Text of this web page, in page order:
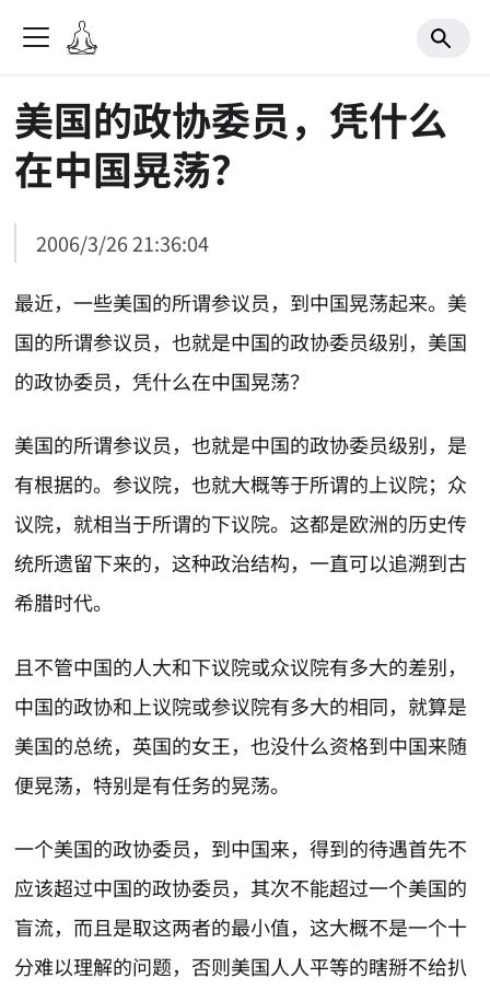
美国的政协委员，凭什么
在中国晃荡？
2006/3/26 21:36:04
最近，一些美国的所谓参议员，到中国晃荡起来。美
国的所谓参议员，也就是中国的政协委员级别，美国
的政协委员，凭什么在中国晃荡？
美国的所谓参议员，也就是中国的政协委员级别，是
有根据的。参议院，也就大概等于所谓的上议院；众
议院，就相当于所谓的下议院。这都是欧洲的历史传
统所遗留下来的，这种政治结构，一直可以追溯到古
希腊时代。
且不管中国的人大和下议院或众议院有多大的差别，
中国的政协和上议院或参议院有多大的相同，就算是
美国的总统，英国的女王，也没什么资格到中国来随
便晃荡，特别是有任务的晃荡。
一个美国的政协委员，到中国来，得到的待遇首先不
应该超过中国的政协委员，其次不能超过一个美国的
盲流，而且是取这两者的最小值，这大概不是一个十
分难以理解的问题，否则美国人人平等的瞎掰不给扒